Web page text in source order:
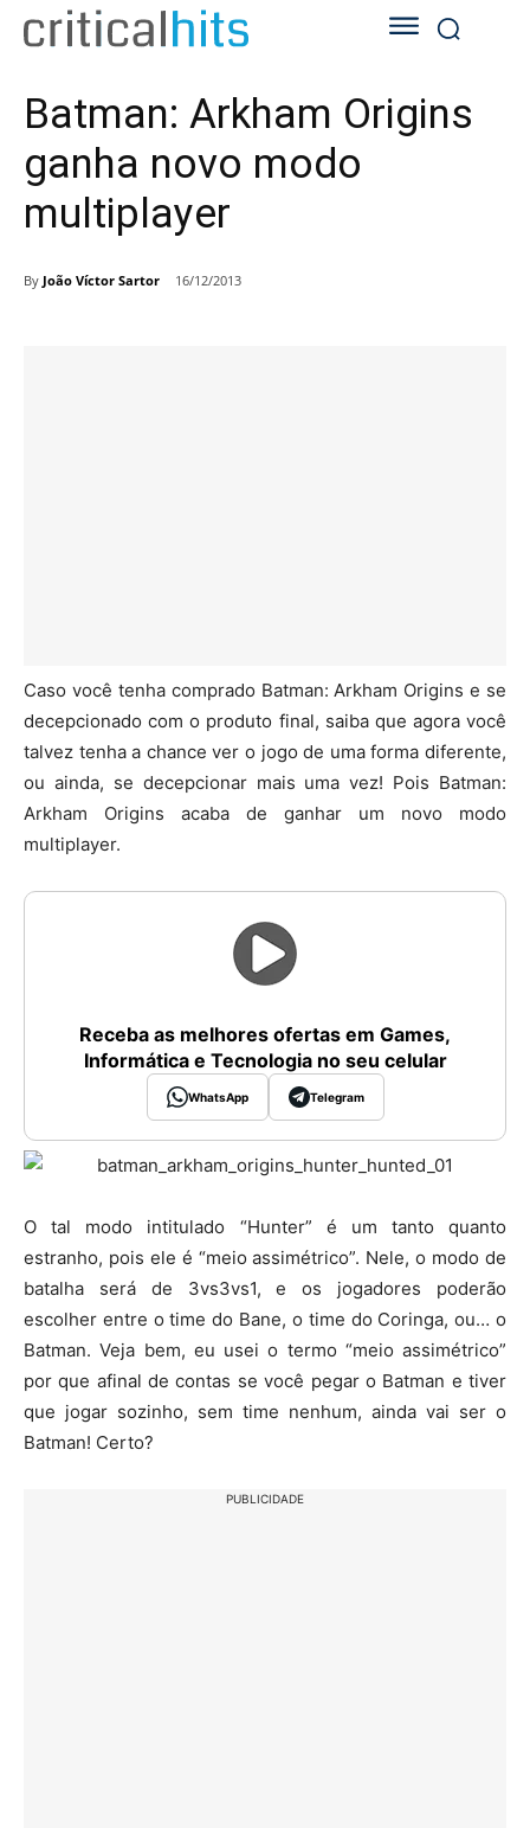
Batman: Arkham Origins
ganha novo modo
multiplayer
By João Víctor Sartor 16/12/2013
Caso você tenha comprado Batman: Arkham Origins e se
decepcionado com o produto final, saiba que agora você
talvez tenha a chance ver o jogo de uma forma diferente,
ou ainda, se decepcionar mais uma vez! Pois Batman:
Arkham Origins acaba de ganhar um novo modo
multiplayer.
Receba as melhores ofertas em Games,
Informática e Tecnologia no seu celular
WhatsApp Telegram
O tal modo intitulado “Hunter” é um tanto quanto
estranho, pois ele é “meio assimétrico”. Nele, o modo de
batalha será de 3vs3vs1, e os jogadores poderão
escolher entre o time do Bane, o time do Coringa, ou… o
Batman. Veja bem, eu usei o termo “meio assimétrico”
por que afinal de contas se você pegar o Batman e tiver
que jogar sozinho, sem time nenhum, ainda vai ser o
Batman! Certo?
PUBLICIDADE